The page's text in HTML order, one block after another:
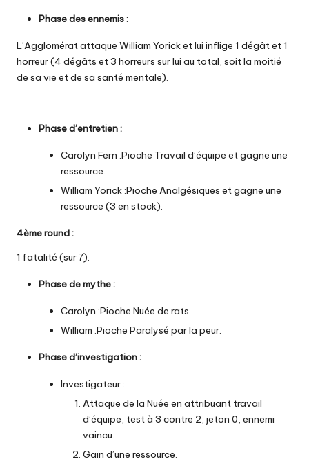
Phase des ennemis :
L’Agglomérat attaque William Yorick et lui inflige 1 dégât et 1
horreur (4 dégâts et 3 horreurs sur lui au total, soit la moitié
de sa vie et de sa santé mentale).
Phase d’entretien :
Carolyn Fern :Pioche Travail d’équipe et gagne une
ressource.
William Yorick :Pioche Analgésiques et gagne une
ressource (3 en stock).
4ème round:
1 fatalité (sur 7).
Phase de mythe:
Carolyn :Pioche Nuée de rats.
William :Pioche Paralysé par la peur.
Phase d’investigation :
Investigateur :
Attaque de la Nuée en attribuant travail
d’équipe, test à 3 contre 2, jeton 0, ennemi
vaincu.
Gain d’une ressource.